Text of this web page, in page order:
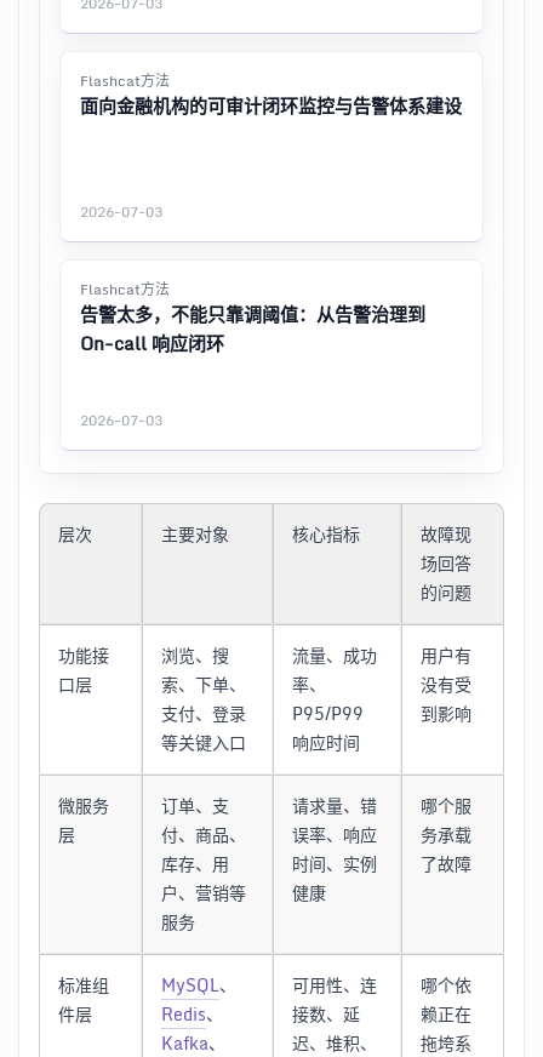
Flashcat方法
面向金融机构的可审计闭环监控与告警体系建设
2026-07-03
Flashcat方法
告警太多，不能只靠调阈值：从告警治理到
On-call 响应闭环
2026-07-03
层次 主要对象 核心指标
故障现
场回答
的问题
功能接
口层
浏览、搜
索、下单、
支付、登录
等关键入口
流量、成功
率、
P95/P99
响应时间
用户有
没有受
到影响
微服务
层
订单、支
付、商品、
库存、用
户、营销等
服务
请求量、错
误率、响应
时间、实例
健康
哪个服
务承载
了故障
标准组
件层
MySQL、
Redis、
Kafka、
可用性、连
接数、延
迟、堆积、
哪个依
赖正在
拖垮系